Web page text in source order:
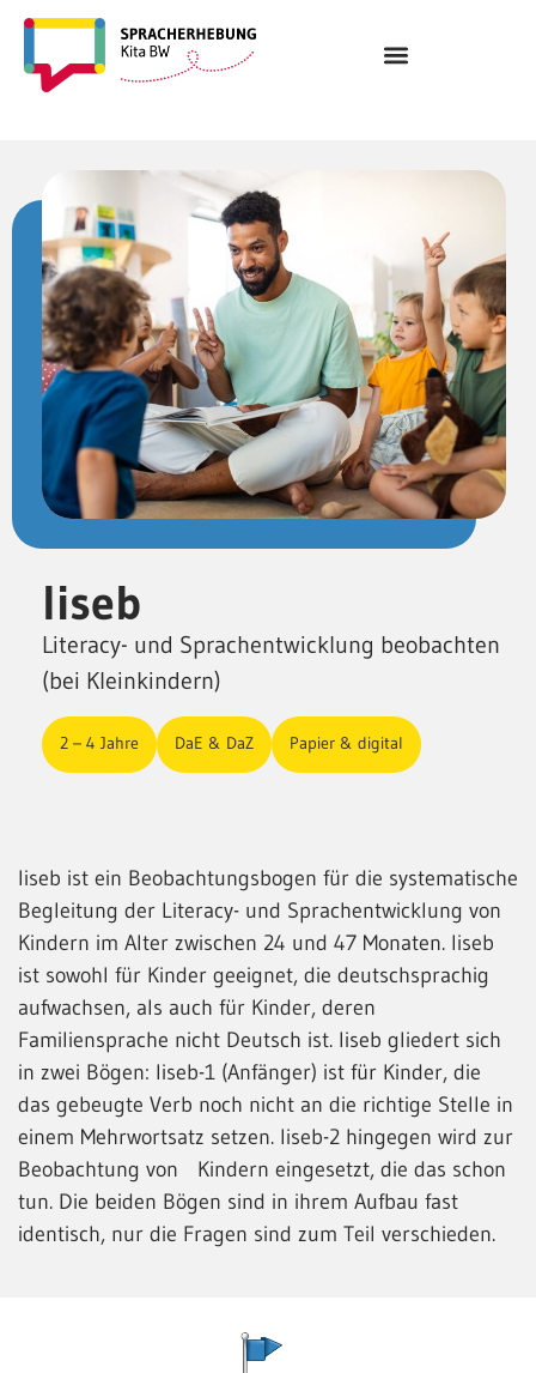
liseb
Literacy- und Sprachentwicklung beobachten
(bei Kleinkindern)
2 – 4 Jahre DaE & DaZ Papier & digital
liseb ist ein Beobachtungsbogen für die systematische
Begleitung der Literacy- und Sprachentwicklung von
Kindern im Alter zwischen 24 und 47 Monaten. liseb
ist sowohl für Kinder geeignet, die deutschsprachig
aufwachsen, als auch für Kinder, deren
Familiensprache nicht Deutsch ist. liseb gliedert sich
in zwei Bögen: liseb-1 (Anfänger) ist für Kinder, die
das gebeugte Verb noch nicht an die richtige Stelle in
einem Mehrwortsatz setzen. liseb-2 hingegen wird zur
Beobachtung von Kindern eingesetzt, die das schon
tun. Die beiden Bögen sind in ihrem Aufbau fast
identisch, nur die Fragen sind zum Teil verschieden.